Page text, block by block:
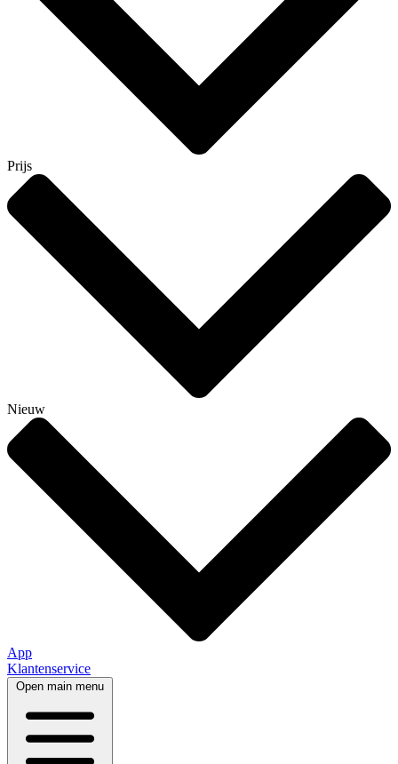
Prijs
Nieuw
App
Klantenservice
Open main menu